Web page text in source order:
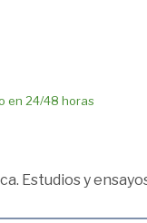
en 24/48 horas
Estudios y